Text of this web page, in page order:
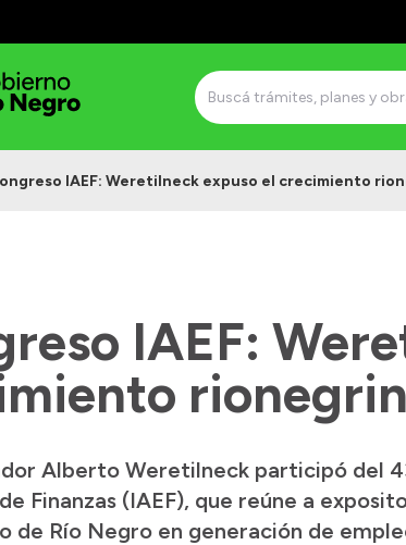
IAEF: Weretilneck expuso el crecimiento
IAEF:
Alberto Weretilneck participó del
Finanzas (IAEF), que reúne a
de Río Negro en generación de